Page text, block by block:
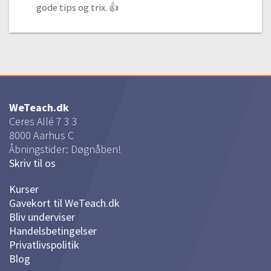
gode tips og trix. 👍
WeTeach.dk
Ceres Allé 7 3 3
8000 Aarhus C
Åbningstider: Døgnåben!
Skriv til os
Kurser
Gavekort til WeTeach.dk
Bliv underviser
Handelsbetingelser
Privatlivspolitik
Blog